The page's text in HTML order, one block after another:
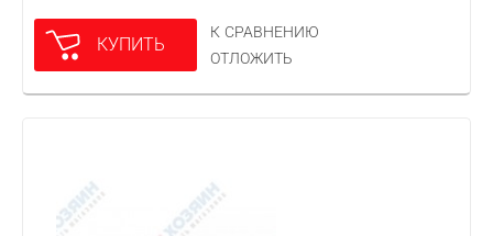
КУПИТЬ
К СРАВНЕНИЮ
ОТЛОЖИТЬ